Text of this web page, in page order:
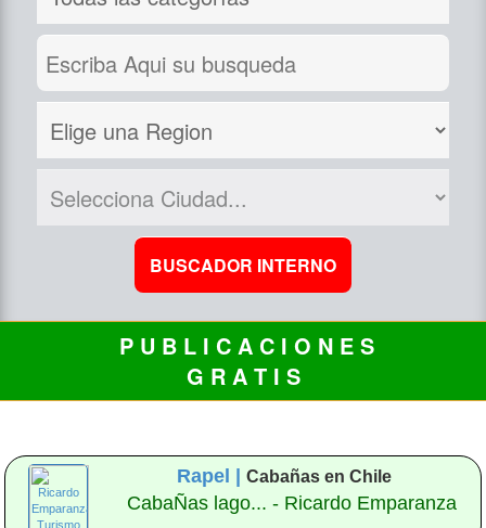
P U B L I C A C I O N E S
G R A T I S
Rapel | Cabañas en Chile
CabaÑas lago... - Ricardo Emparanza